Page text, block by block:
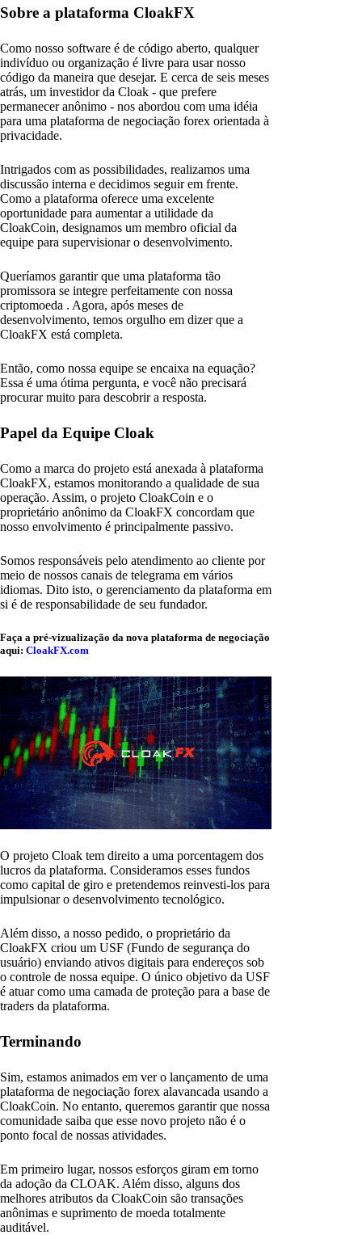
Sobre a plataforma CloakFX
Como nosso software é de código aberto, qualquer
indivíduo ou organização é livre para usar nosso
código da maneira que desejar. E cerca de seis meses
atrás, um investidor da Cloak - que prefere
permanecer anônimo - nos abordou com uma idéia
para uma plataforma de negociação forex orientada à
privacidade.
Intrigados com as possibilidades, realizamos uma
discussão interna e decidimos seguir em frente.
Como a plataforma oferece uma excelente
oportunidade para aumentar a utilidade da
CloakCoin, designamos um membro oficial da
equipe para supervisionar o desenvolvimento.
Queríamos garantir que uma plataforma tão
promissora se integre perfeitamente con nossa
criptomoeda . Agora, após meses de
desenvolvimento, temos orgulho em dizer que a
CloakFX está completa.
Então, como nossa equipe se encaixa na equação?
Essa é uma ótima pergunta, e você não precisará
procurar muito para descobrir a resposta.
Papel da Equipe Cloak
Como a marca do projeto está anexada à plataforma
CloakFX, estamos monitorando a qualidade de sua
operação. Assim, o projeto CloakCoin e o
proprietário anônimo da CloakFX concordam que
nosso envolvimento é principalmente passivo.
Somos responsáveis pelo atendimento ao cliente por
meio de nossos canais de telegrama em vários
idiomas. Dito isto, o gerenciamento da plataforma em
si é de responsabilidade de seu fundador.
Faça a pré-vizualização da nova plataforma de negociação
aqui: CloakFX.com
O projeto Cloak tem direito a uma porcentagem dos
lucros da plataforma. Consideramos esses fundos
como capital de giro e pretendemos reinvesti-los para
impulsionar o desenvolvimento tecnológico.
Além disso, a nosso pedido, o proprietário da
CloakFX criou um USF (Fundo de segurança do
usuário) enviando ativos digitais para endereços sob
o controle de nossa equipe. O único objetivo da USF
é atuar como uma camada de proteção para a base de
traders da plataforma.
Terminando
Sim, estamos animados em ver o lançamento de uma
plataforma de negociação forex alavancada usando a
CloakCoin. No entanto, queremos garantir que nossa
comunidade saiba que esse novo projeto não é o
ponto focal de nossas atividades.
Em primeiro lugar, nossos esforços giram em torno
da adoção da CLOAK. Além disso, alguns dos
melhores atributos da CloakCoin são transações
anônimas e suprimento de moeda totalmente
auditável.